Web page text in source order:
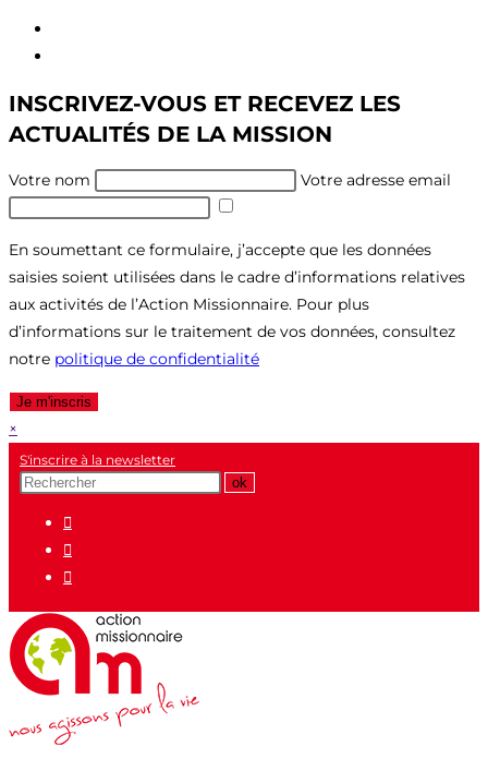
menu
INSCRIVEZ-VOUS ET RECEVEZ LES
ACTUALITÉS DE LA MISSION
Votre nom Votre adresse email
En soumettant ce formulaire, j’accepte que les données
saisies soient utilisées dans le cadre d’informations relatives
aux activités de l’Action Missionnaire. Pour plus
d’informations sur le traitement de vos données, consultez
notre politique de confidentialité
Je m'inscris
×
S'inscrire à la newsletter
Recherche
ok